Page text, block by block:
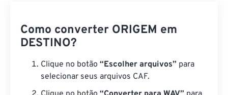
Como converter ORIGEM em
DESTINO?
Clique no botão “Escolher arquivos” para
selecionar seus arquivos CAF.